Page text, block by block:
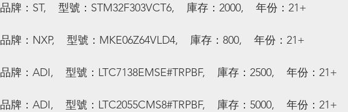
品牌：ST,    型號：STM32F303VCT6,    庫存：2000,    年份：21+
品牌：NXP,    型號：MKE06Z64VLD4,    庫存：800,    年份：21+
品牌：ADI,    型號：LTC7138EMSE#TRPBF,    庫存：2500,    年份：21+
品牌：ADI,    型號：LTC2055CMS8#TRPBF,    庫存：5000,    年份：21+